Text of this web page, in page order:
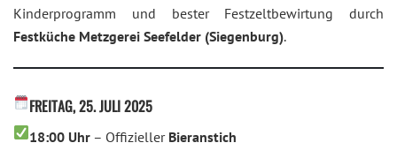
Kinderprogramm und bester Festzeltbewirtung durch
Festküche Metzgerei Seefelder (Siegenburg).
FREITAG, 25. JULI 2025
18:00 Uhr – Offizieller Bieranstich